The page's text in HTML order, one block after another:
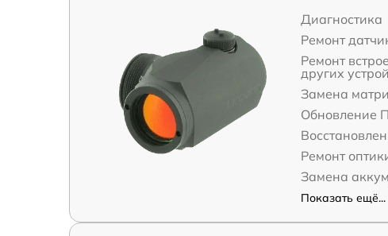
Диагностика
Ремонт
Ремонт
других
Замена
Обновление
Ремонт
Замена
Показать ещё...